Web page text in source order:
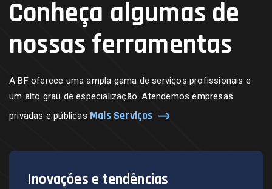
Conheça algumas de
nossas ferramentas
A BF oferece uma ampla gama de serviços profissionais e
um alto grau de especialização. Atendemos empresas
privadas e públicas Mais Serviços
Inovações e tendências